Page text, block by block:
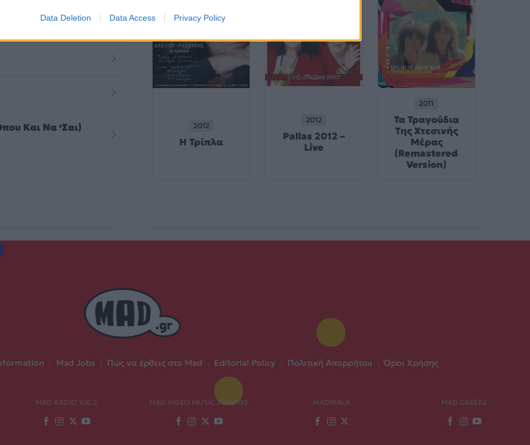
Data Deletion Data Access Privacy Policy
Και Να ‘Σαι)
2012
Η Τρίπλα
2012
Pallas 2012 –
Live
2011
Τα Τραγούδια
Της Χτεσινής
Μέρας
(Remastered
Version)
Mad Jobs Πώς να έρθεις στο Mad Editorial Policy Πολιτική Απορρήτου Όροι Χρήσης
MAD RADIO 106,2 MAD VIDEO MUSIC AWARDS MADWALK MAD GREEKZ